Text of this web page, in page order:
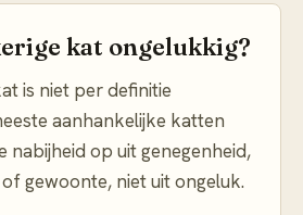
kat ongelukkig?
is niet per definitie
aanhankelijke katten
nabijheid op uit genegenheid,
gewoonte, niet uit ongeluk.